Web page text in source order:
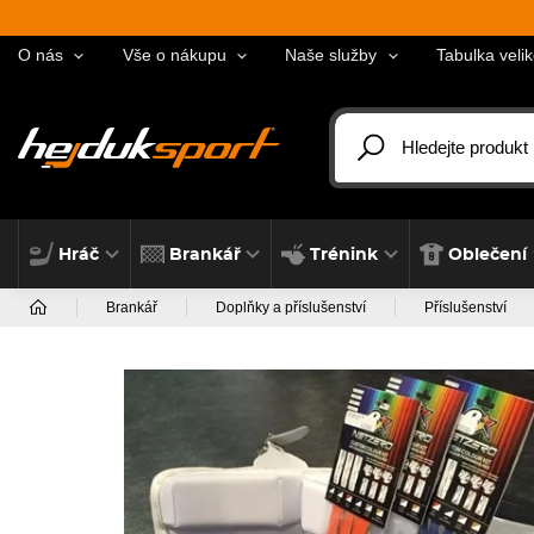
O nás Vše o nákupu Naše služby Tabulka
Hráč Brankář Trénink Oblečení
Brankář Doplňky a příslušenství Příslušenství